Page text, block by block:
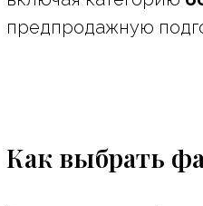
предпродажную
Как выбрать